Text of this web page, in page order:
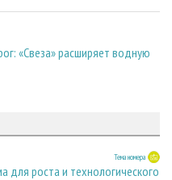
«Свеза» расширяет водную
Тема номера
для роста и технологического